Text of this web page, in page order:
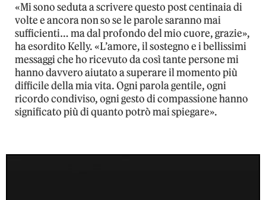
«Mi sono seduta a scrivere questo post centinaia di
volte e ancora non so se le parole saranno mai
sufficienti… ma dal profondo del mio cuore, grazie»,
ha esordito Kelly. «L’amore, il sostegno e i bellissimi
messaggi che ho ricevuto da così tante persone mi
hanno davvero aiutato a superare il momento più
difficile della mia vita. Ogni parola gentile, ogni
ricordo condiviso, ogni gesto di compassione hanno
significato più di quanto potrò mai spiegare».